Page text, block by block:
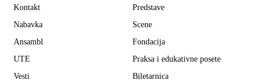
Kontakt
Predstave
Nabavka
Scene
Ansambl
Fondacija
UTE
Praksa i edukativne posete
Vesti
Biletarnica